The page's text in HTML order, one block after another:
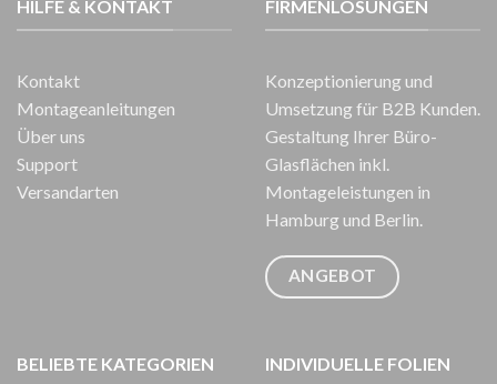
HILFE & KONTAKT
Kontakt
Montageanleitungen
Über uns
Support
Versandarten
FIRMENLÖSUNGEN
Konzeptionierung und
Umsetzung für B2B Kunden.
Gestaltung Ihrer Büro-
Glasflächen inkl.
Montageleistungen in
Hamburg und Berlin.
ANGEBOT
BELIEBTE KATEGORIEN INDIVIDUELLE FOLIEN